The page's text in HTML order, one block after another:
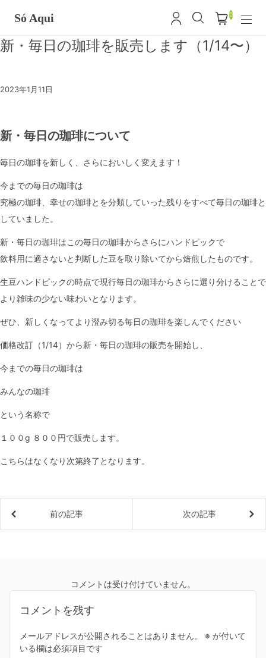
Só Aqui 0
新・毎日の珈琲を販売します（1/14〜）
2023年1月11日
新・毎日の珈琲について
毎日の珈琲を新しく、さらにおいしく変えます！
今までの毎日の珈琲は
究極の珈琲、幸せの珈琲とを分類していった残りをすべて毎日の珈琲と
していました。
新・毎日の珈琲はこの毎日の珈琲からさらにハンドピックで
飲料用に適さないと判断した豆を取り除いてから焙煎したものです。
生豆ハンドピックの時点で現行毎日の珈琲からさらに選り分けることで
より雑味の少ない味わいとなります。
ぜひ、新しくなってより澄み切る毎日の珈琲を楽しんでください
価格改訂（1/14）から新・毎日の珈琲の販売を開始し、
今までの毎日の珈琲は
みんなの珈琲
という名称で
１００g ８００円で販売します。
こちらはなくなり次第終了となります。
前の記事 次の記事
コメントは受け付けていません。
コメントを残す
メールアドレスが公開されることはありません。 ※ が付いて
いる欄は必須項目です